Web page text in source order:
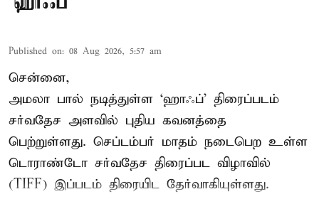
Published on: 08 Aug 2026, 5:57 am
சென்னை,
அமலா பால் நடித்துள்ள ‘ஹாஃப்’ திரைப்படம்
சர்வதேச அளவில் புதிய கவனத்தை
பெற்றுள்ளது. செப்டம்பர் மாதம் நடைபெற உள்ள
டொராண்டோ சர்வதேச திரைப்பட விழாவில்
(TIFF) இப்படம் திரையிட தேர்வாகியுள்ளது.